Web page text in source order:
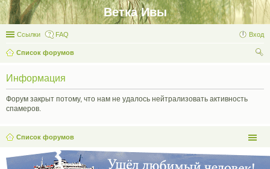
Ветка Ивы
Ссылки FAQ Вход
Список форумов
Информация
Форум закрыт потому, что нам не удалось нейтрализовать активность
спамеров.
Список форумов